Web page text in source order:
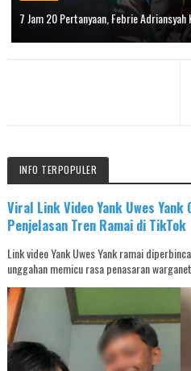
7 Jam 20 Pertanyaan, Febrie
INFO TERPOPULER
Viral Link Video Yank Uwes
Penjelasan Tren Ramai di TikTok
Link video Yank Uwes Yank ramai
unggahan memicu rasa penasaran